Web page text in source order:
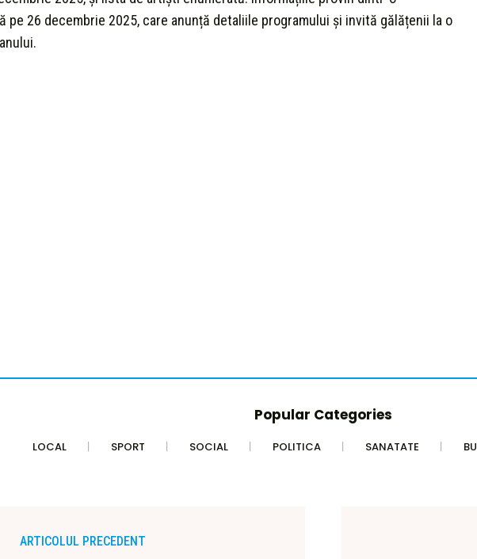
pe 26 decembrie 2025, care anunță detaliile programului și invită gălățenii la o
Popular Categories
LOCAL SPORT SOCIAL POLITICA SANATATE
ARTICOLUL PRECEDENT